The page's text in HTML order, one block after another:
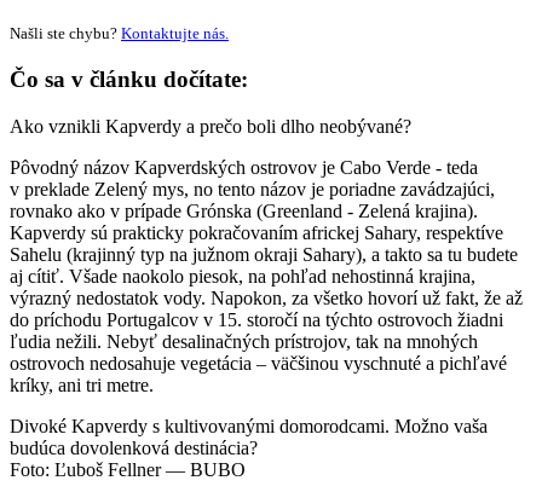
Našli ste chybu? Kontaktujte nás.
Čo sa v článku dočítate:
Ako vznikli Kapverdy a prečo boli dlho neobývané?
Pôvodný názov Kapverdských ostrovov je Cabo Verde - teda
v preklade Zelený mys, no tento názov je poriadne zavádzajúci,
rovnako ako v prípade Grónska (Greenland - Zelená krajina).
Kapverdy sú prakticky pokračovaním africkej Sahary, respektíve
Sahelu (krajinný typ na južnom okraji Sahary), a takto sa tu budete
aj cítiť. Všade naokolo piesok, na pohľad nehostinná krajina,
výrazný nedostatok vody. Napokon, za všetko hovorí už fakt, že až
do príchodu Portugalcov v 15. storočína týchto ostrovoch žiadni
ľudia nežili. Nebyť desalinačných prístrojov, tak na mnohých
ostrovoch nedosahuje vegetácia – väčšinou vyschnuté a pichľavé
kríky, ani tri metre.
Divoké Kapverdy s kultivovanými domorodcami. Možno vaša
budúca dovolenková destinácia?
Foto: Ľuboš Fellner — BUBO